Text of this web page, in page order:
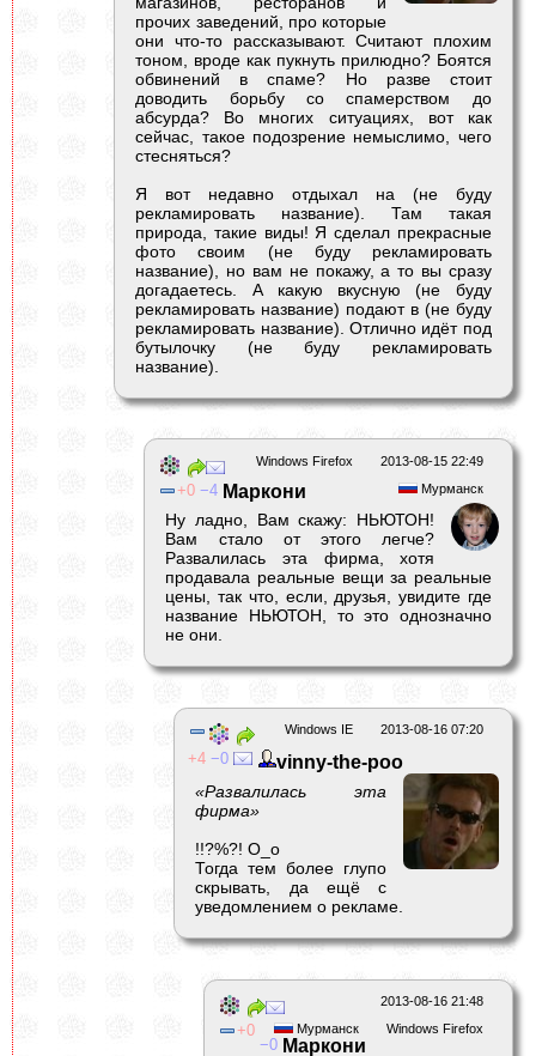
прочих заведений, про которые
они что-то рассказывают. Считают плохим
тоном, вроде как пукнуть прилюдно? Боятся
обвинений в спаме? Но разве стоит
доводить борьбу со спамерством до
абсурда? Во многих ситуациях, вот как
сейчас, такое подозрение немыслимо, чего
стесняться?
Я вот недавно отдыхал на (не буду
рекламировать название). Там такая
природа, такие виды! Я сделал прекрасные
фото своим (не буду рекламировать
название), но вам не покажу, а то вы сразу
догадаетесь. А какую вкусную (не буду
рекламировать название) подают в (не буду
рекламировать название). Отлично идёт под
бутылочку (не буду рекламировать
название).
2013-08-15 22:49
Windows Firefox
Мурманск
0 4 Маркони
Ну ладно, Вам скажу: НЬЮТОН!
Вам стало от этого легче?
Развалилась эта фирма, хотя
продавала реальные вещи за реальные
цены, так что, если, друзья, увидите где
название НЬЮТОН, то это однозначно
не они.
2013-08-16 07:20
Windows IE
4 0 vinny-the-poo
«Развалилась эта
фирма»
!!?%?! О_о
Тогда тем более глупо
скрывать, да ещё с
уведомлением о рекламе.
2013-08-16 21:48
Windows Firefox
Мурманск
0
0 Маркони